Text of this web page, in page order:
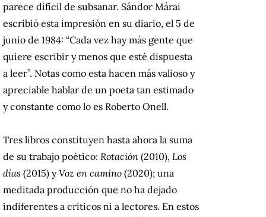
parece difícil de subsanar. Sándor Márai
escribió esta impresión en su diario, el 5 de
junio de 1984: “Cada vez hay más gente que
quiere escribir y menos que esté dispuesta
a leer”. Notas como esta hacen más valioso y
apreciable hablar de un poeta tan estimado
y constante como lo es Roberto Onell.
Tres libros constituyen hasta ahora la suma
de su trabajo poético: Rotación (2010), Los
días (2015) yVoz en camino (2020); una
meditada producción que no ha dejado
indiferentes a críticos ni a lectores. En estos